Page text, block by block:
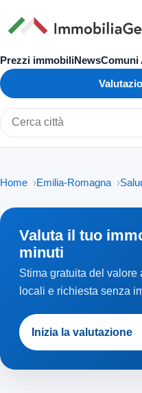
Prezzi immobiliNewsComuni
Cerca città o zona
Home Emilia-Romagna
Valuta il tuo
minuti
Stima gratuita del valore
locali e richiesta senza
Inizia la valutazione